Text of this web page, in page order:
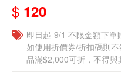
$ 120
即日起-9/1 不限金額下
如使用折價券/折扣碼則
品滿$2,000可折，不得